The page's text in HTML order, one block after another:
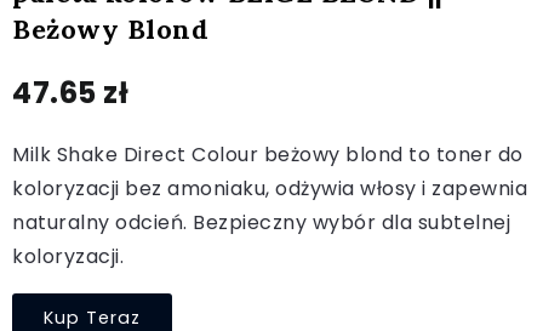
Beżowy Blond
47.65 zł
Milk Shake Direct Colour beżowy blond to toner do
koloryzacji bez amoniaku, odżywia włosy i zapewnia
naturalny odcień. Bezpieczny wybór dla subtelnej
koloryzacji.
Kup Teraz